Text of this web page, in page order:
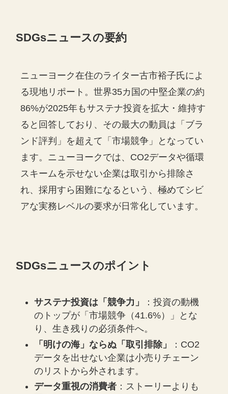
SDGsニュースの要約
ニューヨーク在住のライター古市裕子氏によ
る現地リポート。世界35カ国の中堅企業の約
86%が2025年もサステナ投資を拡大・維持す
ると回答しており、その最大の動員は「ブラ
ンド評判」を超えて「市場競争」となってい
ます。ニューヨークでは、CO2データや循環
スキームを示せない企業は取引から排除さ
れ、採用すら困難になるという、極めてシビ
アな実務レベルの要求が日常化しています。
SDGsニュースのポイント
サステナ投資は「競争力」
：投資の動機
のトップが「市場競争（41.6%）」とな
り、生き残りの必須条件へ。
「明けの海」ならぬ「取引排除」
：CO2
データを出せない企業は小売りチェーン
のリストから外されます。
データ重視の消費者 ：ストーリーよりも